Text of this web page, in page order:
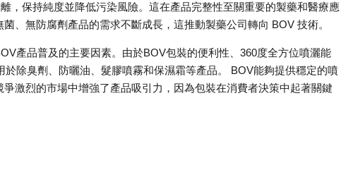
，保持純度並降低污染風險。這在產品完整性至關重要的製藥和醫療應
、無防腐劑產品的需求不斷成長，這推動製藥公司轉向 BOV 技術。
產品普及的主要因素。由於BOV包裝的便利性、360度全方位噴灑能
除臭劑、防曬油、髮膠噴霧和保濕霜等產品。 BOV能夠提供穩定的噴
激烈的市場中增強了產品吸引力，因為包裝在消費者決策中起著關鍵